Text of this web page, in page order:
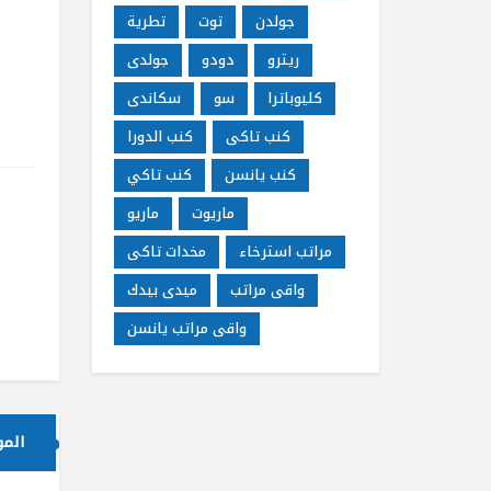
تطرية
توت
جولدن
جولدى
دودو
ريترو
سكاندى
سو
كليوباترا
كنب الدورا
كنب تاكى
كنب تاكي
كنب يانسن
ماريو
ماريوت
مخدات تاكى
مراتب استرخاء
ميدى بيدك
واقى مراتب
واقى مراتب يانسن